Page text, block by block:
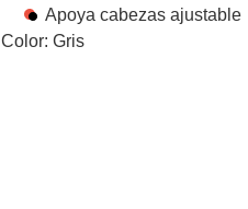
Apoya cabezas ajustable
Color: Gris